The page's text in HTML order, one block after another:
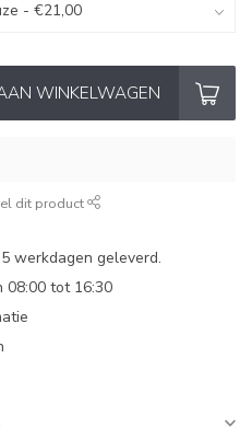
WINKELWAGEN
dit product
werkdagen geleverd.
08:00 tot 16:30